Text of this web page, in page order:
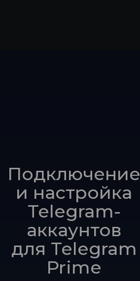
Подключение
и настройка
Telegram-
аккаунтов
для Telegram
Prime